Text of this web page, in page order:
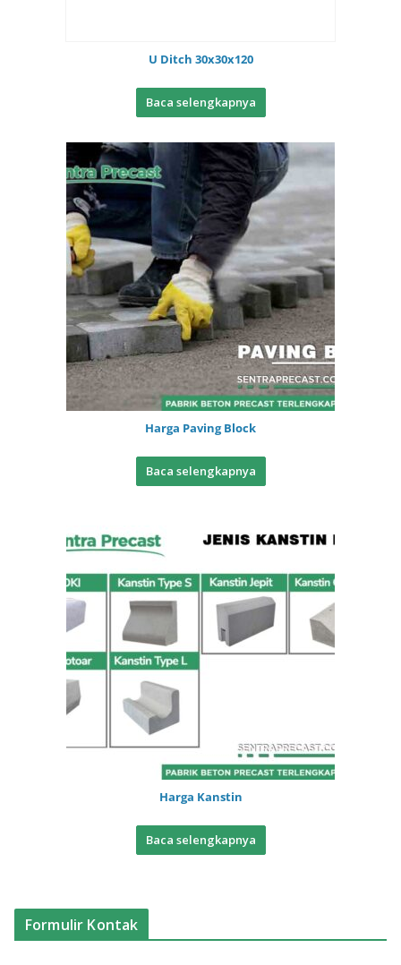
U Ditch 30x30x120
Baca selengkapnya
Harga Paving Block
Baca selengkapnya
Harga Kanstin
Baca selengkapnya
Formulir Kontak